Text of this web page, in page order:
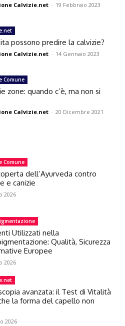
Calvizie.net - 19 Febbraio 2023
possono predire la calvizie?
Calvizie.net - 14 Gennaio 2023
Comune
zone: quando c’è, ma non si
Calvizie.net - 20 Dicembre 2021
Comune
dell’Ayurveda contro
e canizie
2026
Utilizzati nella
Qualità, Sicurezza
Europee
2026
avanzata: il Test di Vitalità
la forma del capello non
2026